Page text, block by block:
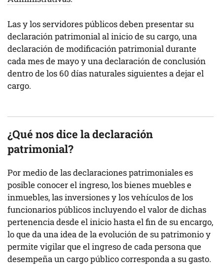
Las y los servidores públicos deben presentar su
declaración patrimonial al inicio de su cargo, una
declaración de modificación patrimonial durante
cada mes de mayo y una declaración de conclusión
dentro de los 60 días naturales siguientes a dejar el
cargo.
¿Qué nos dice la declaración
patrimonial?
Por medio de las declaraciones patrimoniales es
posible conocer el ingreso, los bienes muebles e
inmuebles, las inversiones y los vehículos de los
funcionarios públicos incluyendo el valor de dichas
pertenencia desde el inicio hasta el fin de su encargo,
lo que da una idea de la evolución de su patrimonio y
permite vigilar que el ingreso de cada persona que
desempeña un cargo público corresponda a su gasto.